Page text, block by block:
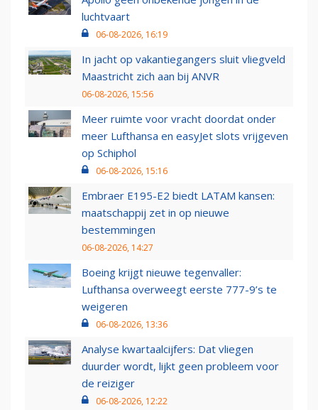
luchtvaart
06-08-2026, 16:19
In jacht op vakantiegangers sluit vliegveld
Maastricht zich aan bij ANVR
06-08-2026, 15:56
Meer ruimte voor vracht doordat onder
meer Lufthansa en easyJet slots vrijgeven
op Schiphol
06-08-2026, 15:16
Embraer E195-E2 biedt LATAM kansen:
maatschappij zet in op nieuwe
bestemmingen
06-08-2026, 14:27
Boeing krijgt nieuwe tegenvaller:
Lufthansa overweegt eerste 777-9’s te
weigeren
06-08-2026, 13:36
Analyse kwartaalcijfers: Dat vliegen
duurder wordt, lijkt geen probleem voor
de reiziger
06-08-2026, 12:22